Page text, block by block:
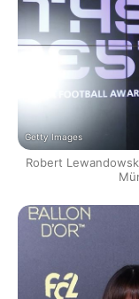
Getty Images
Robert